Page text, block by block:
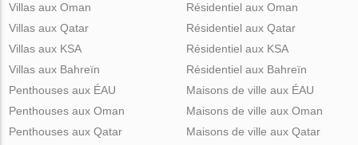
Villas aux Oman
Villas aux Qatar
Villas aux KSA
Villas aux Bahreïn
Résidentiel aux Oman
Résidentiel aux Qatar
Résidentiel aux KSA
Résidentiel aux Bahreïn
Penthouses aux ÉAU
Penthouses aux Oman
Penthouses aux Qatar
Maisons de ville aux ÉAU
Maisons de ville aux Oman
Maisons de ville aux Qatar